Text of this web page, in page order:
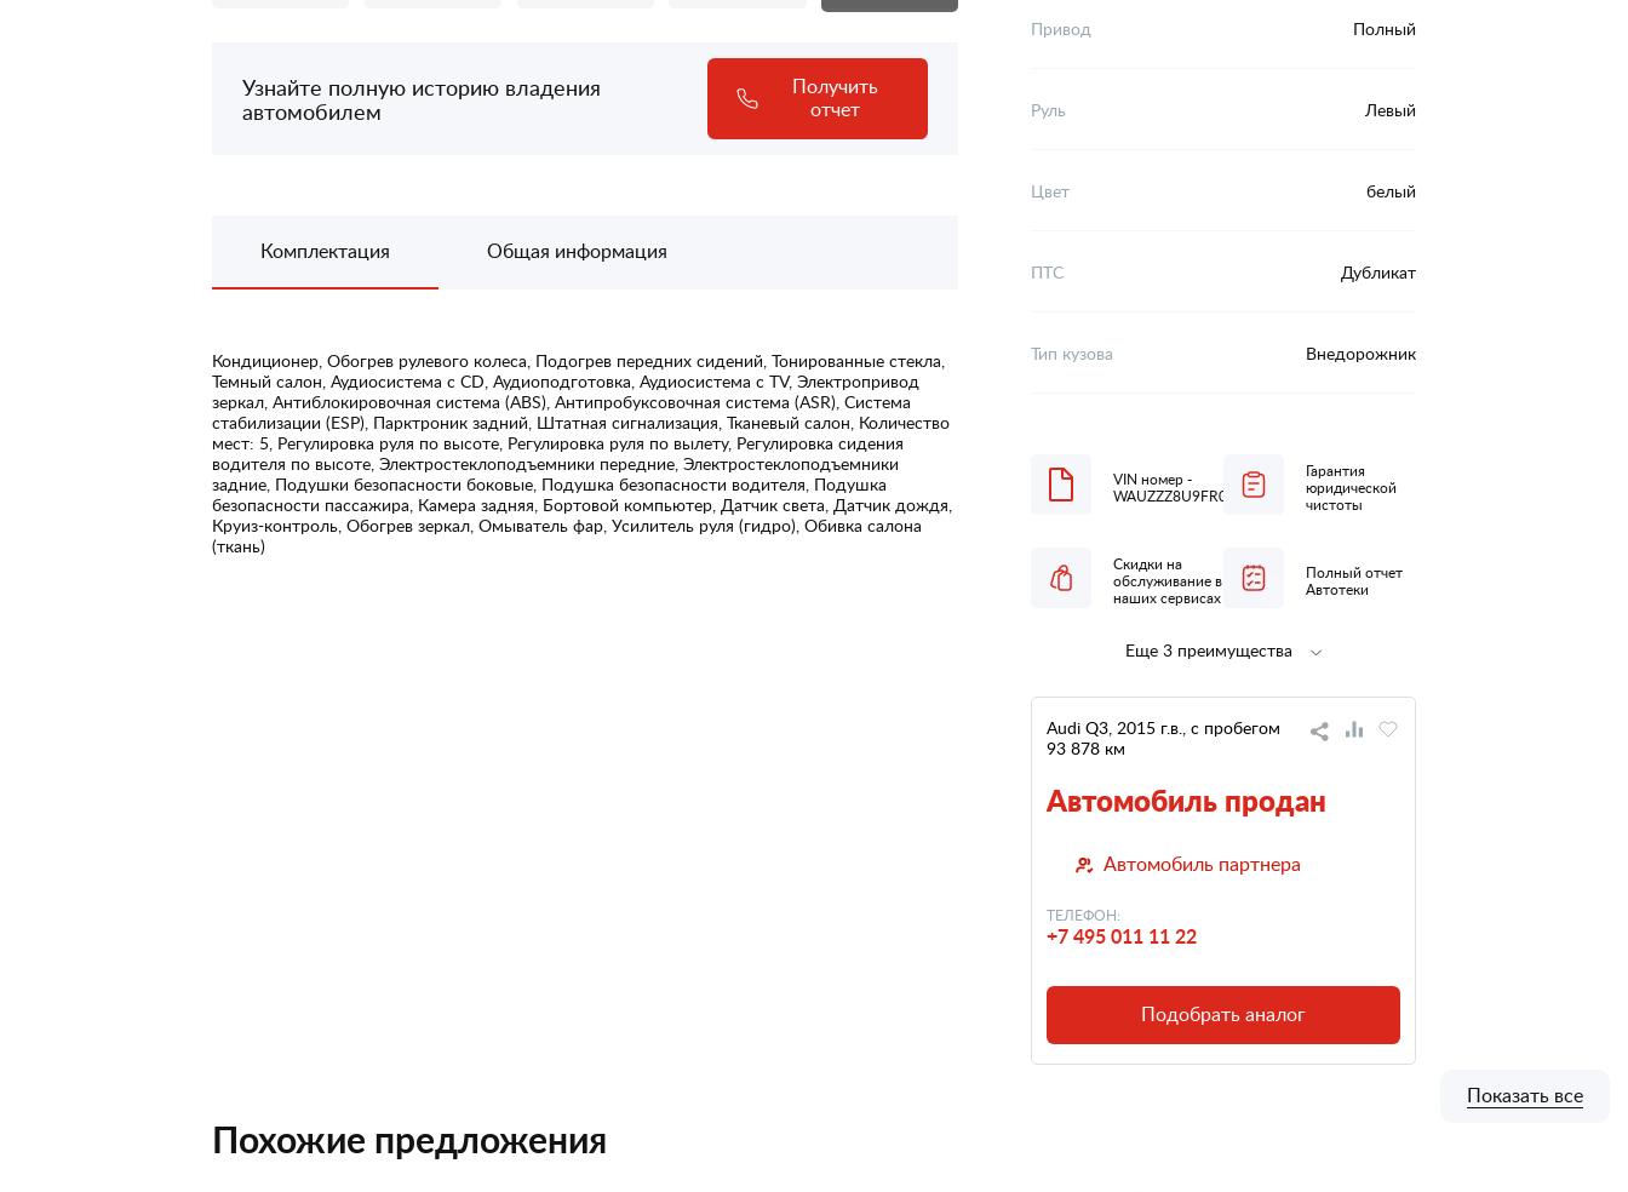
Узнайте полную историю владения
автомобилем
Получить
отчет
Комплектация Общая информация
Кондиционер, Обогрев рулевого колеса, Подогрев передних сидений, Тонированные стекла,
Темный салон, Аудиосистема с CD, Аудиоподготовка, Аудиосистема с TV, Электропривод
зеркал, Антиблокировочная система (ABS), Антипробуксовочная система (ASR), Система
стабилизации (ESP), Парктроник задний, Штатная сигнализация, Тканевый салон, Количество
мест: 5, Регулировка руля по высоте, Регулировка руля по вылету, Регулировка сидения
водителя по высоте, Электростеклоподъемники передние, Электростеклоподъемники
задние, Подушки безопасности боковые, Подушка безопасности водителя, Подушка
безопасности пассажира, Камера задняя, Бортовой компьютер, Датчик света, Датчик дождя,
Круиз-контроль, Обогрев зеркал, Омыватель фар, Усилитель руля (гидро), Обивка салона
(ткань)
Привод Полный
Руль Левый
Цвет белый
ПТС Дубликат
Тип кузова Внедорожник
VIN номер -
WAUZZZ8U9FR013646
Гарантия
юридической
чистоты
Скидки на
обслуживание в
наших сервисах
Полный отчет
Автотеки
Полная
низкий
Еще 3 преимущества
Audi Q3, 2015 г.в., с пробегом
93 878 км
Автомобиль продан
Автомобиль партнера
ТЕЛЕФОН:
+7 495 011 11 22
Подобрать аналог
Похожие предложения
Показать все